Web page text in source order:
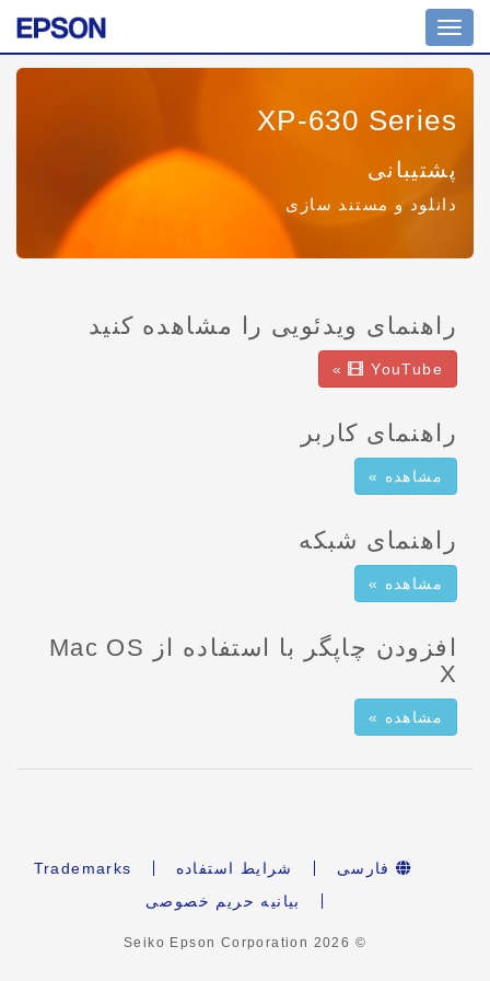
Toggle
navigation
XP-630 Series
پشتیبانی
دانلود و مستند سازی
راهنمای ویدئویی را مشاهده کنید
YouTube
»
راهنمای کاربر
مشاهده »
راهنمای شبکه
مشاهده »
افزودن چاپگر با استفاده از Mac OS
X
مشاهده »
فارسی شرایط استفاده
Trademarks
بیانیه حریم خصوصی
© Seiko Epson Corporation
2026